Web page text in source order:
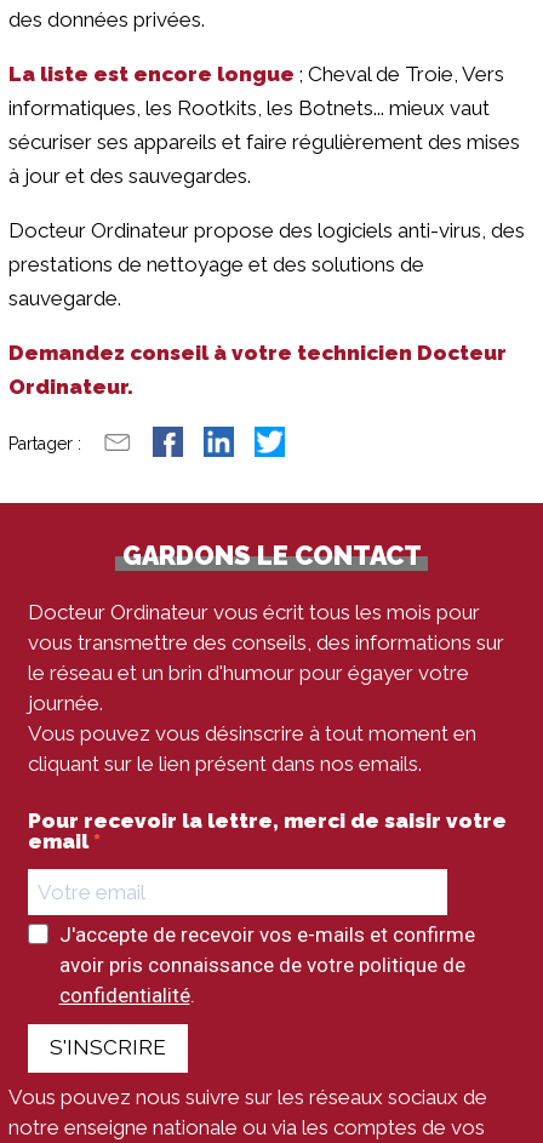
des données privées.
La liste est encore longue ; Cheval de Troie, Vers
informatiques, les Rootkits, les Botnets... mieux vaut
sécuriser ses appareils et faire régulièrement des mises
à jour et des sauvegardes.
Docteur Ordinateur propose des logiciels anti-virus, des
prestations de nettoyage et des solutions de
sauvegarde.
Demandez conseil à votre technicien Docteur
Ordinateur.
Partager :
GARDONS LE CONTACT
Docteur Ordinateur vous écrit tous les mois pour
vous transmettre des conseils, des informations sur
le réseau et un brin d'humour pour égayer votre
journée.
Vous pouvez vous désinscrire à tout moment en
cliquant sur le lien présent dans nos emails.
Pour recevoir la lettre, merci de saisir votre
email
J'accepte de recevoir vos e-mails et confirme
avoir pris connaissance de votre politique de
confidentialité.
S'INSCRIRE
Vous pouvez nous suivre sur les réseaux sociaux de
notre enseigne nationale ou via les comptes de vos